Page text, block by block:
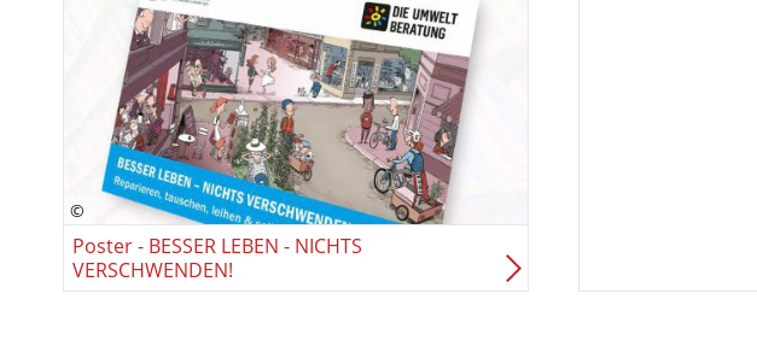
Poster - BESSER LEBEN - NICHTS
VERSCHWENDEN!